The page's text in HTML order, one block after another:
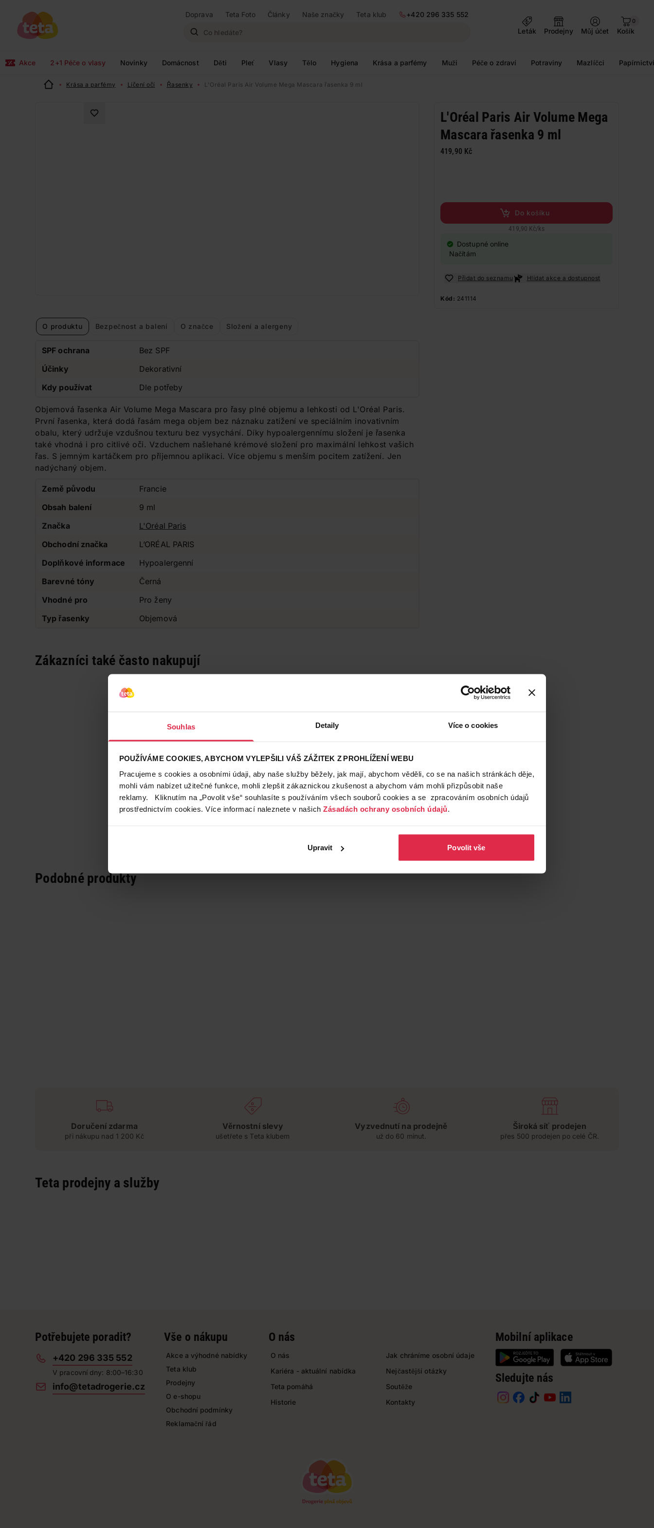
Souhlas Detaily Více o cookies
POUŽÍVÁME COOKIES, ABYCHOM VYLEPŠILI VÁŠ ZÁŽITEK Z PROHLÍŽENÍ WEBU
Pracujeme s cookies a osobními údaji, aby naše služby běžely, jak mají, abychom věděli, co se na našich stránkách děje,
mohli vám nabízet užitečné funkce, mohli zlepšit zákaznickou zkušenost a abychom vám mohli přizpůsobit naše
reklamy. Kliknutím na „Povolit vše“ souhlasíte s používáním všech souborů cookies a se zpracováním osobních údajů
prostřednictvím cookies. Více informací naleznete v našich Zásadách ochrany osobních údajů.
Upravit Povolit vše
Doprava Teta Foto Články Naše značky Teta klub
+420 296 335 552
Leták
Prodejny Můj účet
0
Košík
Akce 2+1 Péče o vlasy Novinky Domácnost Děti Pleť Vlasy Tělo Hygiena Krása a parfémy Muži Péče o zdraví Potraviny Mazlíčci
Krása a parfémy Líčení očí Řasenky L'Oréal Paris Air Volume Mega Mascara řasenka 9 ml
O produktu Bezpečnost a balení O značce Složení a alergeny
SPF ochrana
Bez SPF
Účinky
Dekorativní
Kdy používat
Dle potřeby
Objemová řasenka Air Volume Mega Mascara pro řasy plné objemu a lehkosti od L'Oréal Paris.
První řasenka, která dodá řasám mega objem bez náznaku zatížení ve speciálním inovativním
obalu, který udržuje vzdušnou texturu bez vysychání. Díky hypoalergennímu složení je řasenka
také vhodná i pro citlivé oči. Vzduchem našlehané krémové složení pro maximální lehkost vašich
řas. S jemným kartáčkem pro příjemnou aplikaci. Více objemu s menším pocitem zatížení. Jen
nadýchaný objem.
Země původu
Francie
Obsah balení
9 ml
Značka
L'Oréal Paris
Obchodní značka
L’ORÉAL PARIS
Doplňkové informace
Hypoalergenní
Barevné tóny
Černá
Vhodné pro
Pro ženy
Typ řasenky
Objemová
L'Oréal Paris Air Volume Mega
Mascara řasenka 9 ml
419,90 Kč
Do košíku
419,90 Kč/ks
Dostupné online
Načítám
Přidat do seznamu Hlídat akce a dostupnost
Kód: 241114
Zákazníci také často nakupují
Podobné produkty
Doručení zdarma
při nákupu nad 1 200 Kč
Věrnostní slevy
ušetřete s Teta klubem
Vyzvednutí na prodejně
už do 60 minut.
Široká síť prodejen
přes 500 prodejen po celé ČR.
Teta prodejny a služby
Potřebujete poradit?
+420 296 335 552
V pracovní dny: 8:00–16:30
info@tetadrogerie.cz
Vše o nákupu
Akce a výhodné nabídky
Teta klub
Prodejny
O e-shopu
Obchodní podmínky
Reklamační řád
O nás
O nás
Kariéra - aktuální nabídka
Teta pomáhá
Historie
Jak chráníme osobní údaje
Nejčastější otázky
Soutěže
Kontakty
Mobilní aplikace
Sledujte nás